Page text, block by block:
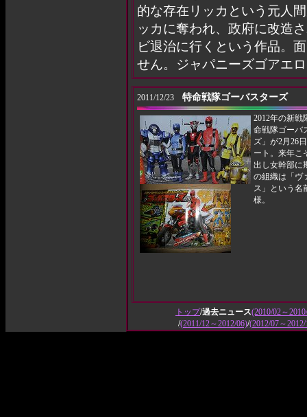
的な存在リッカという元人
ッカに奪われ、政府に改造
ビ退治に行くという作品。
せん。ジャパニーズゴアエ
2011/12/23 特命戦隊ゴーバスターズ
2012年の新戦
命戦隊ゴーバ
ズ」が2月26
ート。来年こ
出し女幹部に
の組織は「ヴ
ス」という名
様。
トップ/過去ニュース(2010/02～
/(2011/12～2012/06)/(2012/07～2012/